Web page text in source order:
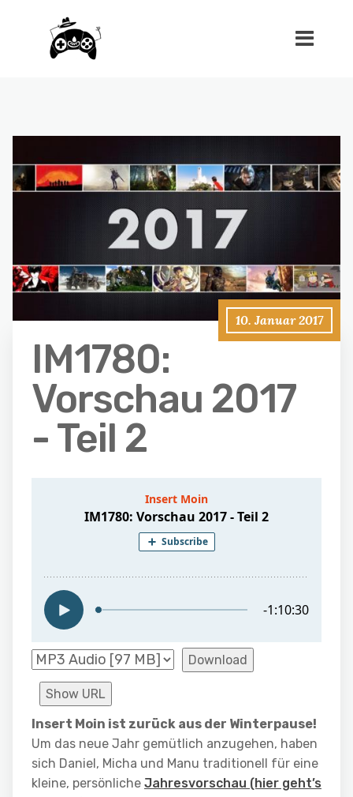
10. Januar 2017
IM1780:
Vorschau 2017
- Teil 2
Download
Show URL
Insert Moin ist zurück aus der Winterpause!
Um das neue Jahr gemütlich anzugehen, haben
sich Daniel, Micha und Manu traditionell für eine
kleine, persönliche Jahresvorschau (hier geht’s